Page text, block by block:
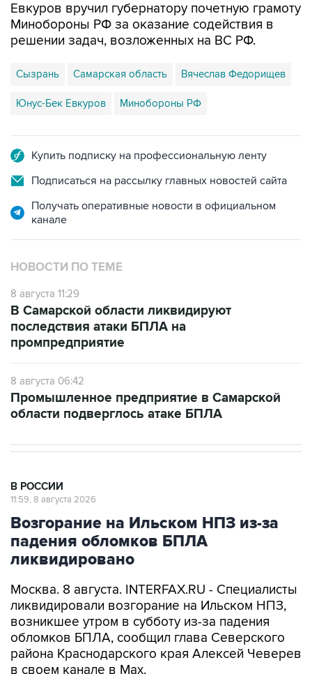
Евкуров вручил губернатору почетную грамоту
Минобороны РФ за оказание содействия в
решении задач, возложенных на ВС РФ.
Сызрань Самарская область Вячеслав Федорищев
Юнус-Бек Евкуров Минобороны РФ
Купить подписку на профессиональную ленту
Подписаться на рассылку главных новостей сайта
Получать оперативные новости в официальном
канале
НОВОСТИ ПО ТЕМЕ
8 августа 11:29
В Самарской области ликвидируют
последствия атаки БПЛА на
промпредприятие
8 августа 06:42
Промышленное предприятие в Самарской
области подверглось атаке БПЛА
В РОССИИ
11:59, 8 августа 2026
Возгорание на Ильском НПЗ из-за
падения обломков БПЛА
ликвидировано
Москва. 8 августа. INTERFAX.RU - Специалисты
ликвидировали возгорание на Ильском НПЗ,
возникшее утром в субботу из-за падения
обломков БПЛА, сообщил глава Северского
района Краснодарского края Алексей Чеверев
в своем канале в Max.